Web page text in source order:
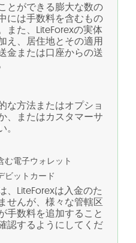
とができる膨大な数の
には手数料を含むもの
また、LiteForexの実体
え、居住地とその適用
金または口座からの送
な方法またはオプショ
、またはカスタマーサ
む電子ウォレット
ビットカード
、LiteForexは入金のた
せんが、様々な管轄区
手数料を追加すること
認するようにしてくだ